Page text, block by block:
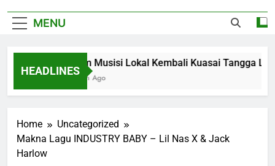
MENU
HEADLINES
Album Musisi Lokal Kembali Kuasai Tangga Lagu
1 Month Ago
Home
Uncategorized
Makna Lagu INDUSTRY BABY – Lil Nas X & Jack
Harlow